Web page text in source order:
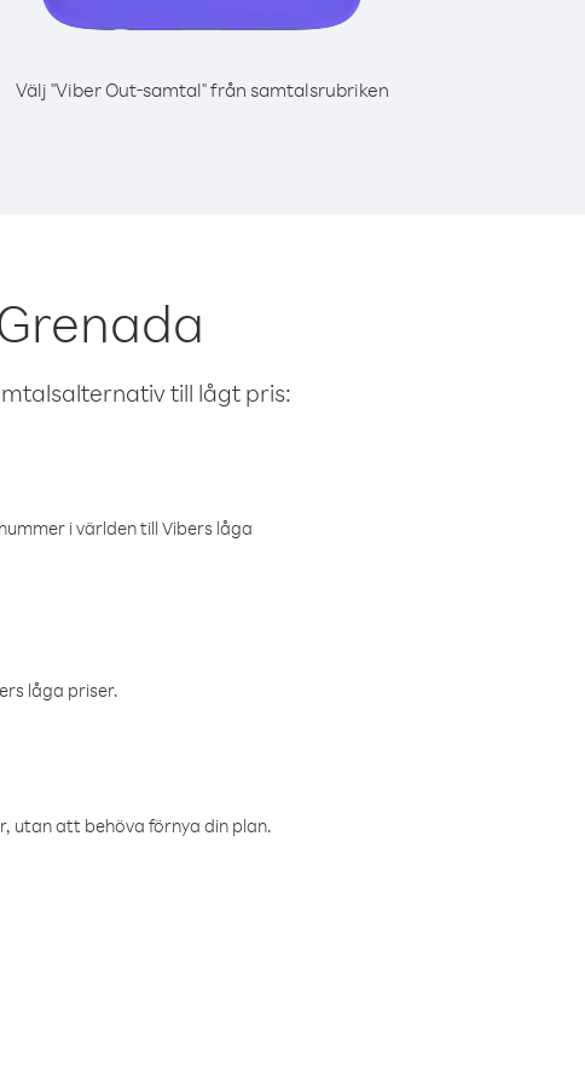
Välj "Viber Out-samtal" från samtalsrubriken
till lågt pris:
i världen till Vibers låga
låga priser.
utan att behöva förnya din plan.